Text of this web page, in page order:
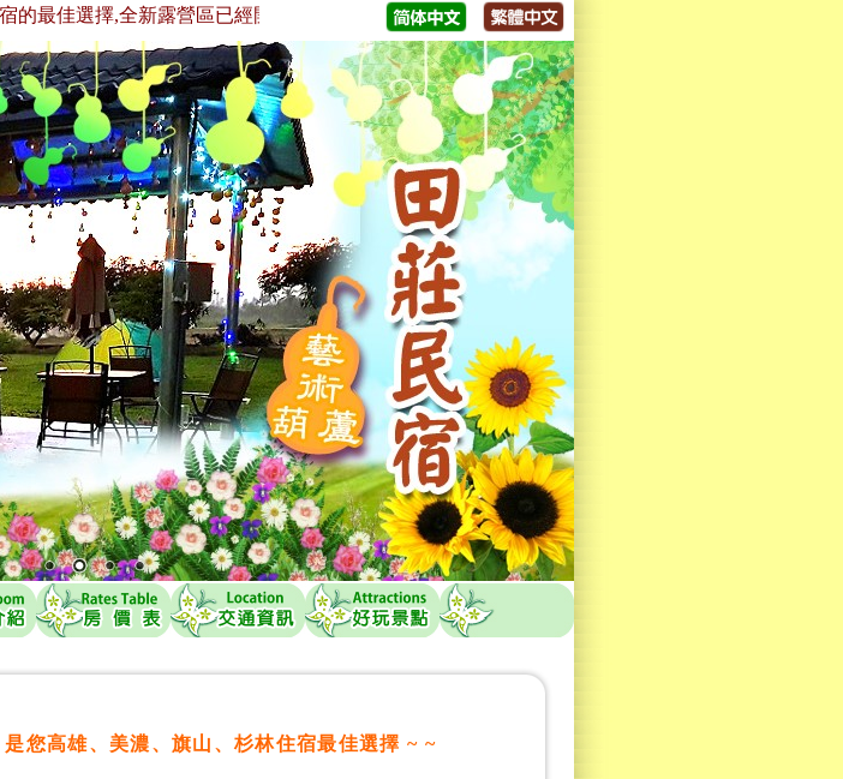
選擇,全新露營區已經開放囉！歡迎大家來體驗，歡迎來電洽詢😁😁😁
您高雄、美濃、旗山、杉林住宿最佳選擇 ~ ~